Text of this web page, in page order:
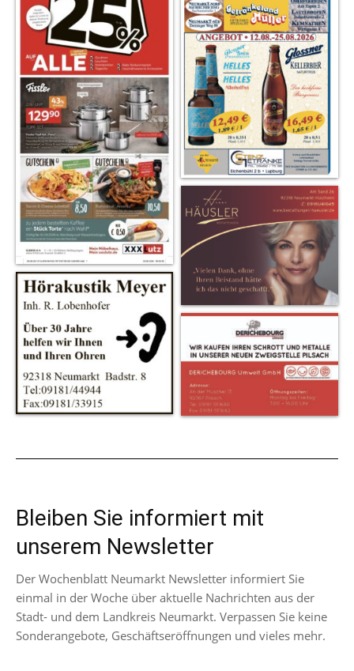
Bleiben Sie informiert mit
unserem Newsletter
Der Wochenblatt Neumarkt Newsletter informiert Sie
einmal in der Woche über aktuelle Nachrichten aus der
Stadt- und dem Landkreis Neumarkt. Verpassen Sie keine
Sonderangebote, Geschäftseröffnungen und vieles mehr.